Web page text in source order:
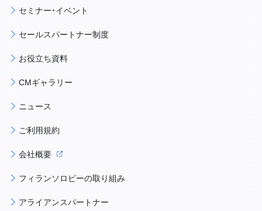
セミナー・イベント
セールスパートナー制度
お役立ち資料
CMギャラリー
ニュース
ご利用規約
会社概要
フィランソロピーの取り組み
アライアンスパートナー